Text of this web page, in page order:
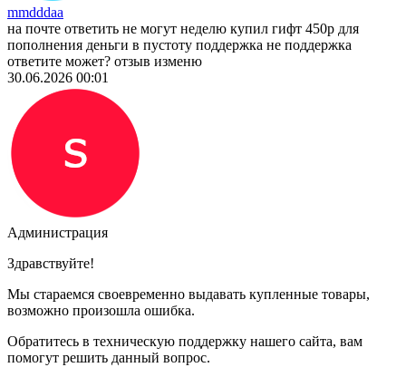
mmdddaa
на почте ответить не могут неделю купил гифт 450р для
пополнения деньги в пустоту поддержка не поддержка
ответите может? отзыв изменю
30.06.2026 00:01
Администрация
Здравствуйте!
Мы стараемся своевременно выдавать купленные товары,
возможно произошла ошибка.
Обратитесь в техническую поддержку нашего сайта, вам
помогут решить данный вопрос.